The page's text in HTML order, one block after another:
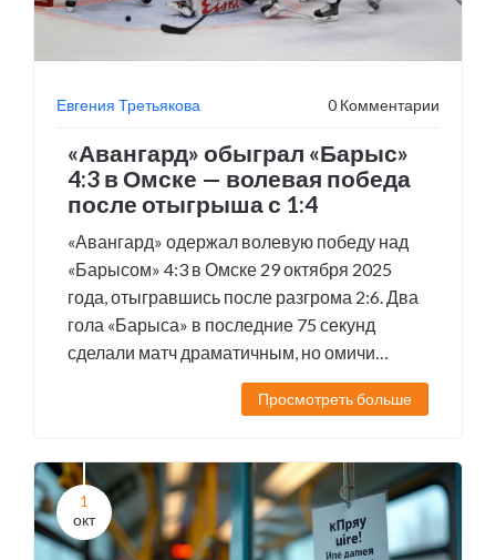
Евгения Третьякова 0 Комментарии
«Авангард» обыграл «Барыс»
4:3 в Омске — волевая победа
после отыгрыша с 1:4
«Авангард» одержал волевую победу над
«Барысом» 4:3 в Омске 29 октября 2025
года, отыгравшись после разгрома 2:6. Два
гола «Барыса» в последние 75 секунд
сделали матч драматичным, но омичи
Просмотреть больше
1
окт